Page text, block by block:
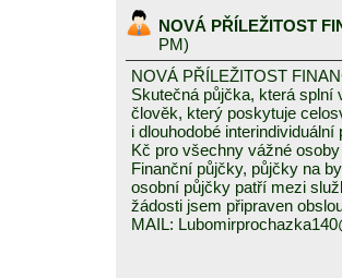
NOVÁ PŘÍLEŽITOST
PM)
NOVÁ PŘÍLEŽITOST
Skutečná půjčka, která
člověk, který poskytuje
i dlouhodobé
Kč pro všechny vážné
Finanční půjčky, půjčky na
osobní půjčky patří mezi
žádosti jsem připraven
MAIL: